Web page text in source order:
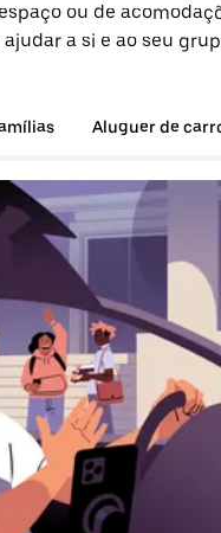
ou de
a si e ao seu
Aluguer de